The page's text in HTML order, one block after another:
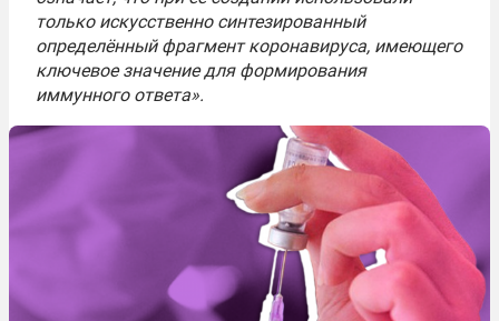
только искусственно синтезированный
определённый фрагмент коронавируса, имеющего
ключевое значение для формирования
иммунного ответа».